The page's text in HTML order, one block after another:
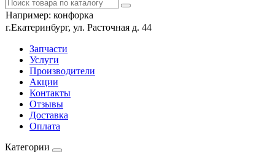
Например: конфорка
г.Екатеринбург, ул. Расточная д. 44
Запчасти
Услуги
Производители
Акции
Контакты
Отзывы
Доставка
Оплата
Категории